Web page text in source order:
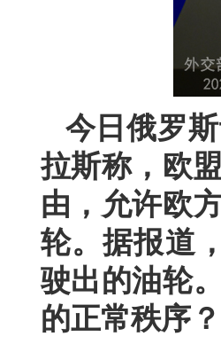
今日俄罗
拉斯称，欧
由，允许欧
轮。据报道
驶出的油轮
的正常秩序？